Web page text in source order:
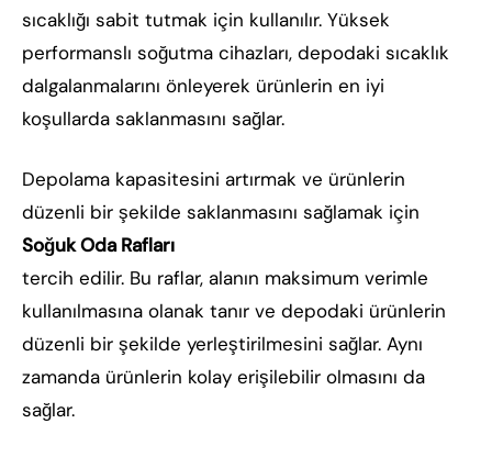
sıcaklığı sabit tutmak için kullanılır. Yüksek
performanslı soğutma cihazları, depodaki sıcaklık
dalgalanmalarını önleyerek ürünlerin en iyi
koşullarda saklanmasını sağlar.
Depolama kapasitesini artırmak ve ürünlerin
düzenli bir şekilde saklanmasını sağlamak için
Soğuk Oda Rafları
tercih edilir. Bu raflar, alanın maksimum verimle
kullanılmasına olanak tanır ve depodaki ürünlerin
düzenli bir şekilde yerleştirilmesini sağlar. Aynı
zamanda ürünlerin kolay erişilebilir olmasını da
sağlar.